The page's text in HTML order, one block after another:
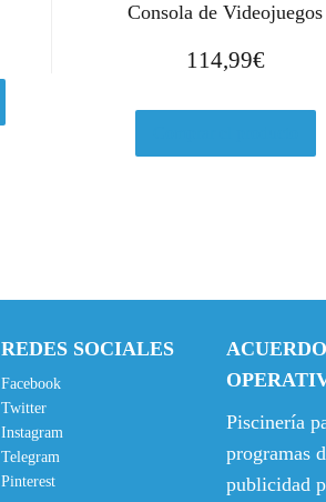
Consola de Videojuegos
114,99€
REDES SOCIALES
Facebook
Twitter
Instagram
Telegram
Pinterest
ACUERDO
Piscinería
programas
publicidad